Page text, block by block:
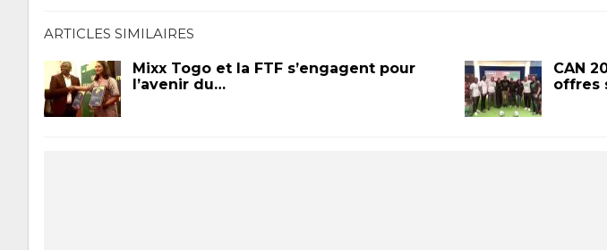
ARTICLES SIMILAIRES
Mixx Togo et la FTF s’engagent pour
l’avenir du…
CAN
offres